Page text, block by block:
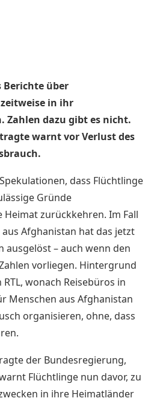
Berichte über
in ihr
Zahlen dazu gibt es nicht.
warnt vor Verlust des
dass Flüchtlinge
Gründe
zurückkehren. Im Fall
Afghanistan hat das jetzt
ausgelöst – auch wenn den
vorliegen. Hintergrund
wonach Reisebüros in
Menschen aus Afghanistan
organisieren, ohne, dass
der Bundesregierung,
Flüchtlinge nun davor, zu
in ihre Heimatländer